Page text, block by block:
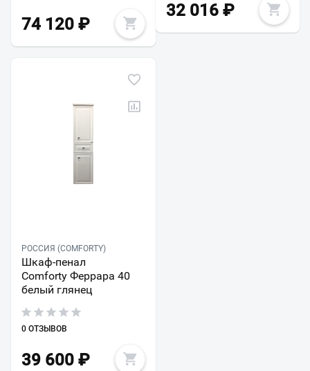
74 120 ₽
32 016₽
РОССИЯ (COMFORTY)
Шкаф-пенал
Comforty Феррара 40
белый глянец
0 ОТЗЫВОВ
39 600 ₽